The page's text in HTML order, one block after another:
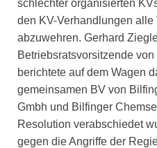
schlechter organisierten
den KV-Verhandlungen alle
abzuwehren. Gerhard
Betriebsratsvorsitzende
berichtete auf dem Wagen
gemeinsamen BV von
Gmbh und Bilfinger
Resolution verabschiedet
gegen die Angriffe der